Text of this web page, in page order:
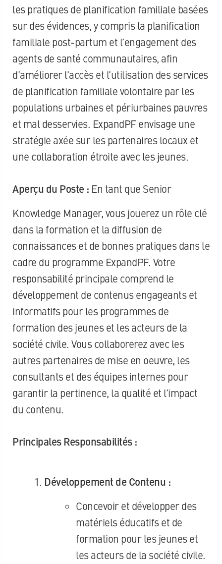
les pratiques de planification familiale basées
sur des évidences, y compris la planification
familiale post-partum et l’engagement des
agents de santé communautaires, afin
d’améliorer l’accès et l’utilisation des services
de planification familiale volontaire par les
populations urbaines et périurbaines pauvres
et mal desservies. ExpandPF envisage une
stratégie axée sur les partenaires locaux et
une collaboration étroite avec les jeunes.
Aperçu du Poste : En tant que Senior
Knowledge Manager, vous jouerez un rôle clé
dans la formation et la diffusion de
connaissances et de bonnes pratiques dans le
cadre du programme ExpandPF. Votre
responsabilité principale comprend le
développement de contenus engageants et
informatifs pour les programmes de
formation des jeunes et les acteurs de la
société civile. Vous collaborerez avec les
autres partenaires de mise en oeuvre, les
consultants et des équipes internes pour
garantir la pertinence, la qualité et l’impact
du contenu.
Principales Responsabilités :
Développement de Contenu :
Concevoir et développer des
matériels éducatifs et de
formation pour les jeunes et
les acteurs de la société civile.